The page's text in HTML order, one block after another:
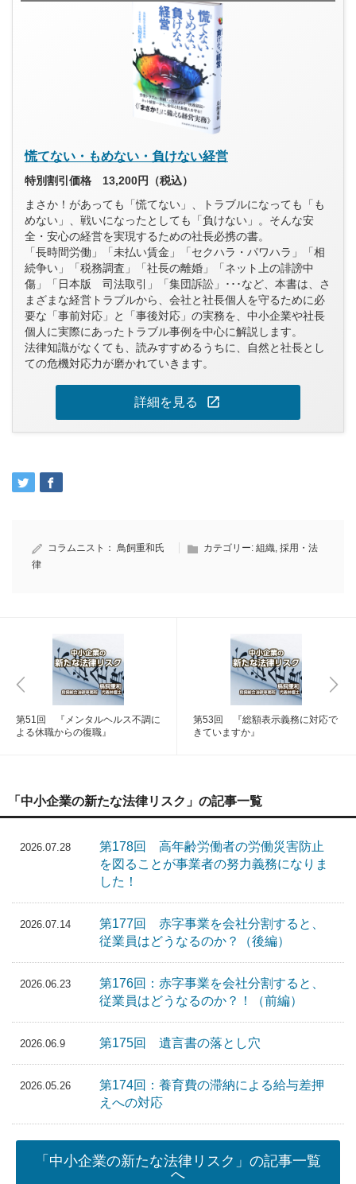
慌てない・もめない・負けない経営
特別割引価格 13,200円（税込）
まさか！があっても「慌てない」、トラブルになっても「も
めない」、戦いになったとしても「負けない」。そんな安
全・安心の経営を実現するための社長必携の書。
「長時間労働」「未払い賃金」「セクハラ・パワハラ」「相
続争い」「税務調査」「社長の離婚」「ネット上の誹謗中
傷」「日本版 司法取引」「集団訴訟」･･･など、本書は、さ
まざまな経営トラブルから、会社と社長個人を守るために必
要な「事前対応」と「事後対応」の実務を、中小企業や社長
個人に実際にあったトラブル事例を中心に解説します。
法律知識がなくても、読みすすめるうちに、自然と社長とし
ての危機対応力が磨かれていきます。
詳細を見る open_in_new
コラムニスト： 鳥飼重和氏 カテゴリー: 組織, 採用・法
律
第51回 『メンタルヘルス不調に
よる休職からの復職』
第53回 『総額表示義務に対応で
きていますか』
「中小企業の新たな法律リスク」の記事一覧
2026.07.28
第178回 高年齢労働者の労働災害防止
を図ることが事業者の努力義務になりま
した！
2026.07.14
第177回 赤字事業を会社分割すると、
従業員はどうなるのか？（後編）
2026.06.23
第176回：赤字事業を会社分割すると、
従業員はどうなるのか？！（前編）
2026.06.9 第175回 遺言書の落とし穴
2026.05.26
第174回：養育費の滞納による給与差押
えへの対応
「中小企業の新たな法律リスク」の記事一覧
へ